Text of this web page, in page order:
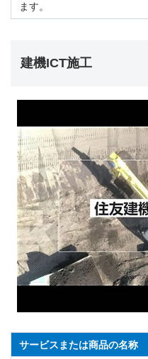
ます。
建機ICT施工
サービスまたは商品の名称